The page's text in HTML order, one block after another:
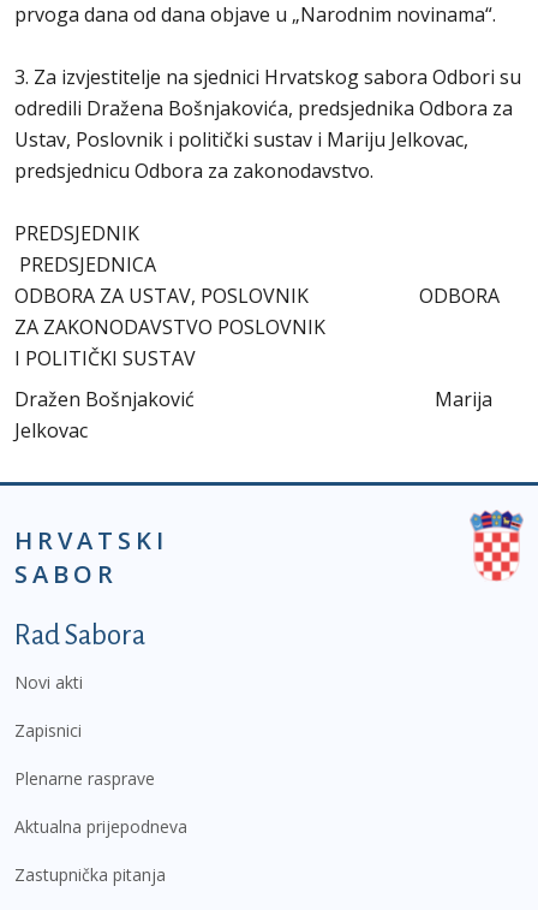
prvoga dana od dana objave u „Narodnim novinama“.
3. Za izvjestitelje na sjednici Hrvatskog sabora Odbori su
odredili Dražena Bošnjakovića, predsjednika Odbora za
Ustav, Poslovnik i politički sustav i Mariju Jelkovac,
predsjednicu Odbora za zakonodavstvo.
PREDSJEDNIK
PREDSJEDNICA
ODBORA ZA USTAV, POSLOVNIK ODBORA
ZA ZAKONODAVSTVO POSLOVNIK
I POLITIČKI SUSTAV
Dražen Bošnjaković Marija
Jelkovac
HRVATSKI
SABOR
Podnožje prvi izbornik
Rad Sabora
Novi akti
Zapisnici
Plenarne rasprave
Aktualna prijepodneva
Zastupnička pitanja